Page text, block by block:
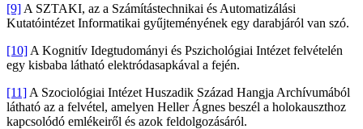
[9] A SZTAKI, az a Számítástechnikai és Automatizálási
Kutatóintézet Informatikai gyűjteményének egy darabjáról van szó.
[10] A Kognitív Idegtudományi és Pszichológiai Intézet felvételén
egy kisbaba látható elektródasapkával a fején.
[11] A Szociológiai Intézet Huszadik Század Hangja Archívumából
látható az a felvétel, amelyen Heller Ágnes beszél a holokauszthoz
kapcsolódó emlékeiről és azok feldolgozásáról.